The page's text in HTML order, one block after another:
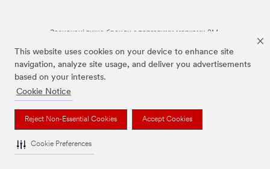
This website uses cookies on your device to enhance site
navigation, analyze site usage, and deliver you advertisements
based on your interests.
Cookie Notice
Reject Non-Essential Cookies Accept Cookies
Cookie Preferences
Зазначені вище бренди є торговими марками 3M.